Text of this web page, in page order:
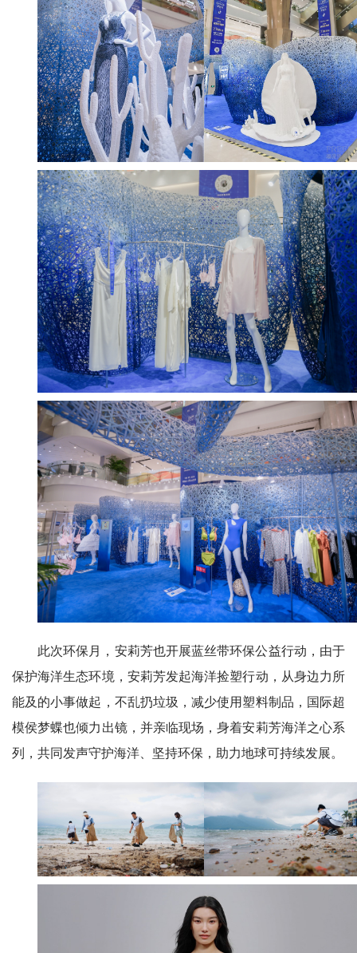
此次环保月，安莉芳也开展蓝丝带环保公益行动，由于
保护海洋生态环境，安莉芳发起海洋捡塑行动，从身边力所
能及的小事做起，不乱扔垃圾，减少使用塑料制品，国际超
模侯梦蝶也倾力出镜，并亲临现场，身着安莉芳海洋之心系
列，共同发声守护海洋、坚持环保，助力地球可持续发展。